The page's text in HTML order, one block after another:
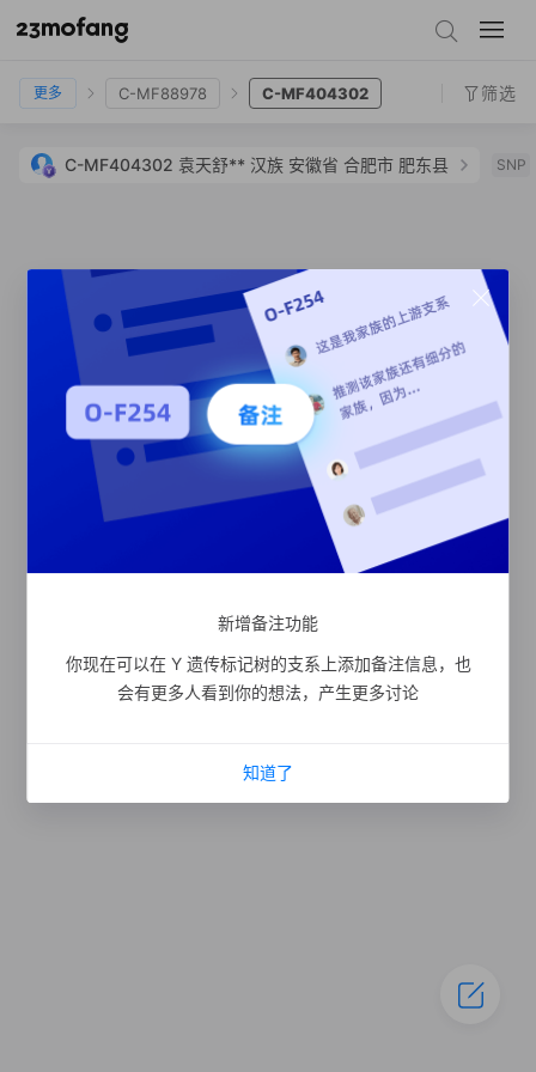
C-Y146673
更多 C-MF88978 C-MF404302 筛选
C-MF404302 袁天舒** 汉族 安徽省 合肥市 肥东县 SNP
新增备注功能
你现在可以在 Y 遗传标记树的支系上添加备注信息，也
会有更多人看到你的想法，产生更多讨论
知道了